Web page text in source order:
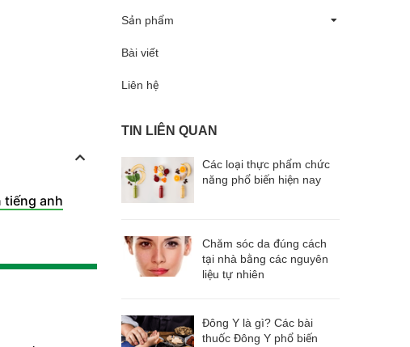
tiếng anh
Sản phẩm
Bài viết
Liên hệ
TIN LIÊN QUAN
Các loại thực phẩm chức
năng phổ biến hiện nay
Chăm sóc da đúng cách
tại nhà bằng các nguyên
liệu tự nhiên
Đông Y là gì? Các bài
thuốc Đông Y phổ biến